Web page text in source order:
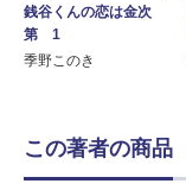
銭谷くんの恋は金次
第 1
季野このき
この著者の商品